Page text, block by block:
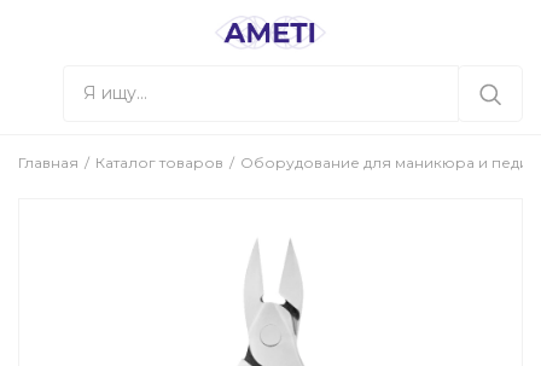
Главная Каталог товаров Оборудование для маникюра и